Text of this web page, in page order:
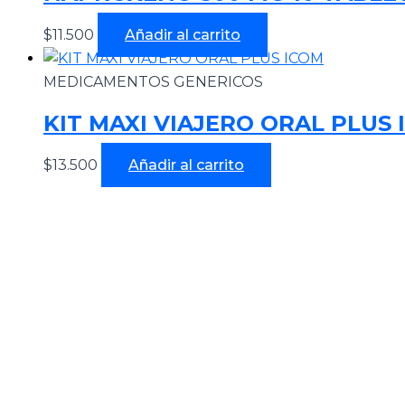
$11.500 Añadir al carrito
MEDICAMENTOS GENERICOS
KIT MAXI VIAJERO ORAL PLUS
$13.500 Añadir al carrito